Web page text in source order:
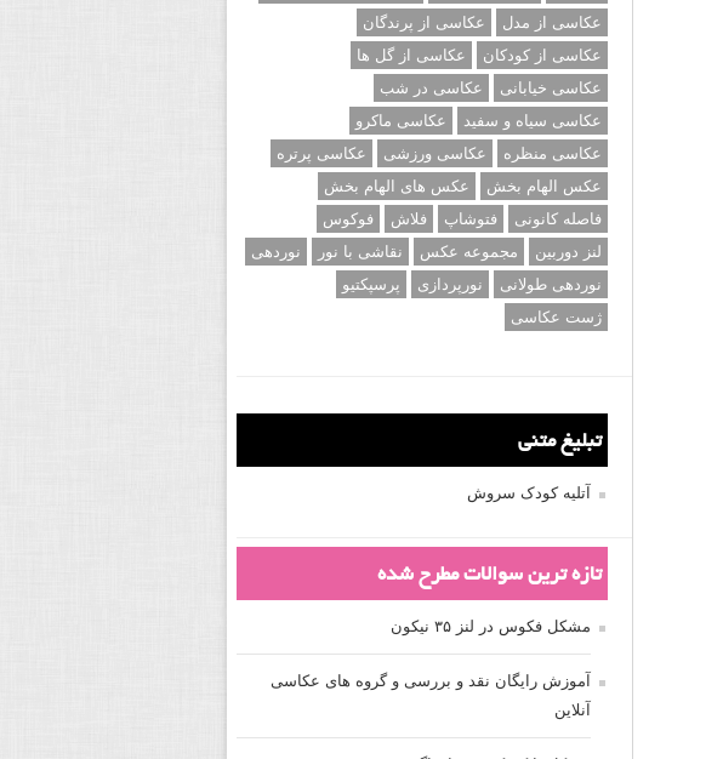
عکاسی از مدل
عکاسی از پرندگان
عکاسی از کودکان
عکاسی از گل ها
عکاسی خیابانی
عکاسی در شب
عکاسی سیاه و سفید
عکاسی ماکرو
عکاسی منظره
عکاسی ورزشی
عکاسی پرتره
عکس الهام بخش
عکس های الهام بخش
فاصله کانونی
فتوشاپ فلاش
فوکوس
لنز دوربین
مجموعه عکس نقاشی با نور
نوردهی
نوردهی طولانی
نورپردازی
پرسپکتیو
ژست عکاسی
تبلیغ متنی
آتلیه کودک سروش
تازه ترین سوالات مطرح شده
مشکل فکوس در لنز ۳۵ نیکون
آموزش رایگان نقد و بررسی و گروه های عکاسی
آنلاین